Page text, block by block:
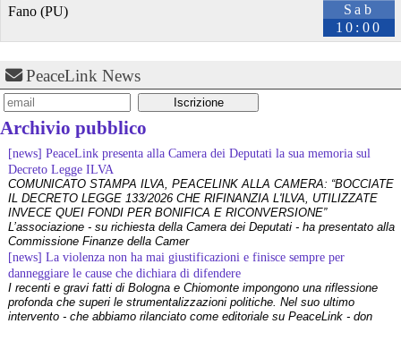
@wombat - 4/6/2022 9:10
Stampa Rassegnata 190 2Giugno radiowombat.net/stampa-
rassegn #trasportopubblicolocale #transizioneecologica
#produzionebiologica #StampaRassegnata #Autolineetoscane
#economiadiguerra #aziendeagricole #parcomigliarino
Sab
10:00
Fano (PU)
PeaceLink News
Archivio pubblico
[news] PeaceLink presenta alla Camera dei Deputati la sua memoria sul
Decreto Legge ILVA
COMUNICATO STAMPA ILVA, PEACELINK ALLA CAMERA: “BOCCIATE
IL DECRETO LEGGE 133/2026 CHE RIFINANZIA L'ILVA, UTILIZZATE
INVECE QUEI FONDI PER BONIFICA E RICONVERSIONE”
L’associazione - su richiesta della Camera dei Deputati - ha presentato alla
Commissione Finanze della Camer
[news] La violenza non ha mai giustificazioni e finisce sempre per
danneggiare le cause che dichiara di difendere
I recenti e gravi fatti di Bologna e Chiomonte impongono una riflessione
profonda che superi le strumentalizzazioni politiche. Nel suo ultimo
intervento - che abbiamo rilanciato come editoriale su PeaceLink - don